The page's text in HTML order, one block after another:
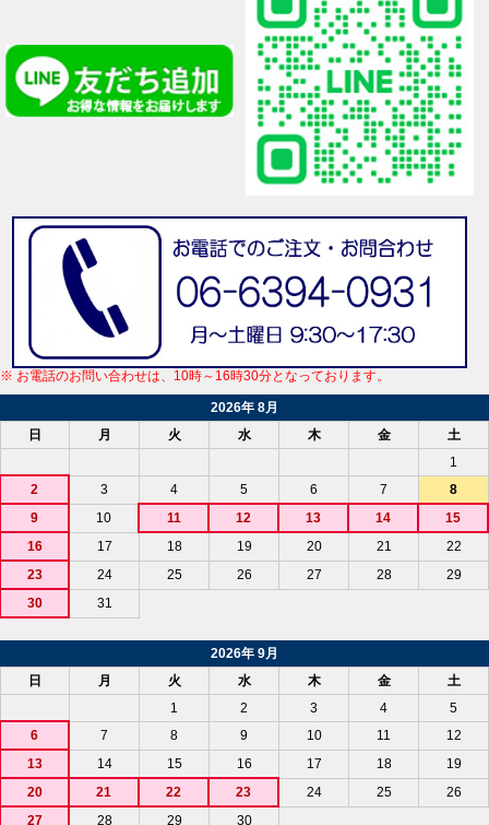
※ お電話のお問い合わせは、10時～16時30分となっております。
2026年 8月
日
月 火 水 木 金
土
1
2
3 4 5 6 7
8
9
10 11 12 13 14
15
16
17 18 19 20 21
22
23
24 25 26 27 28
29
30
31
2026年 9月
日
月 火 水 木 金
土
1
2 3 4
5
6
7 8 9 10 11
12
13
14 15 16 17 18
19
20
21 22 23 24 25
26
27
28 29 30